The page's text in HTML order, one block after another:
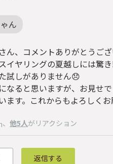
ん
ん、コメントありがとうござ
イヤリングの夏越しには驚
試しがありません😞
なると思いますが、お見せ
ます。これからもよろしくお
、 他5人がリアクション
返信する